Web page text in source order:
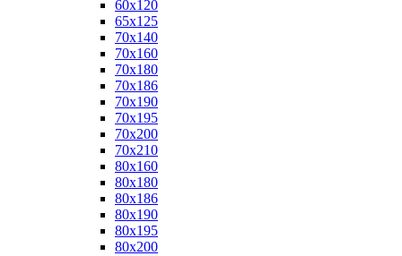
60x120
65x125
70x140
70x160
70x180
70x186
70x190
70x195
70x200
70x210
80x160
80x180
80x186
80x190
80x195
80x200